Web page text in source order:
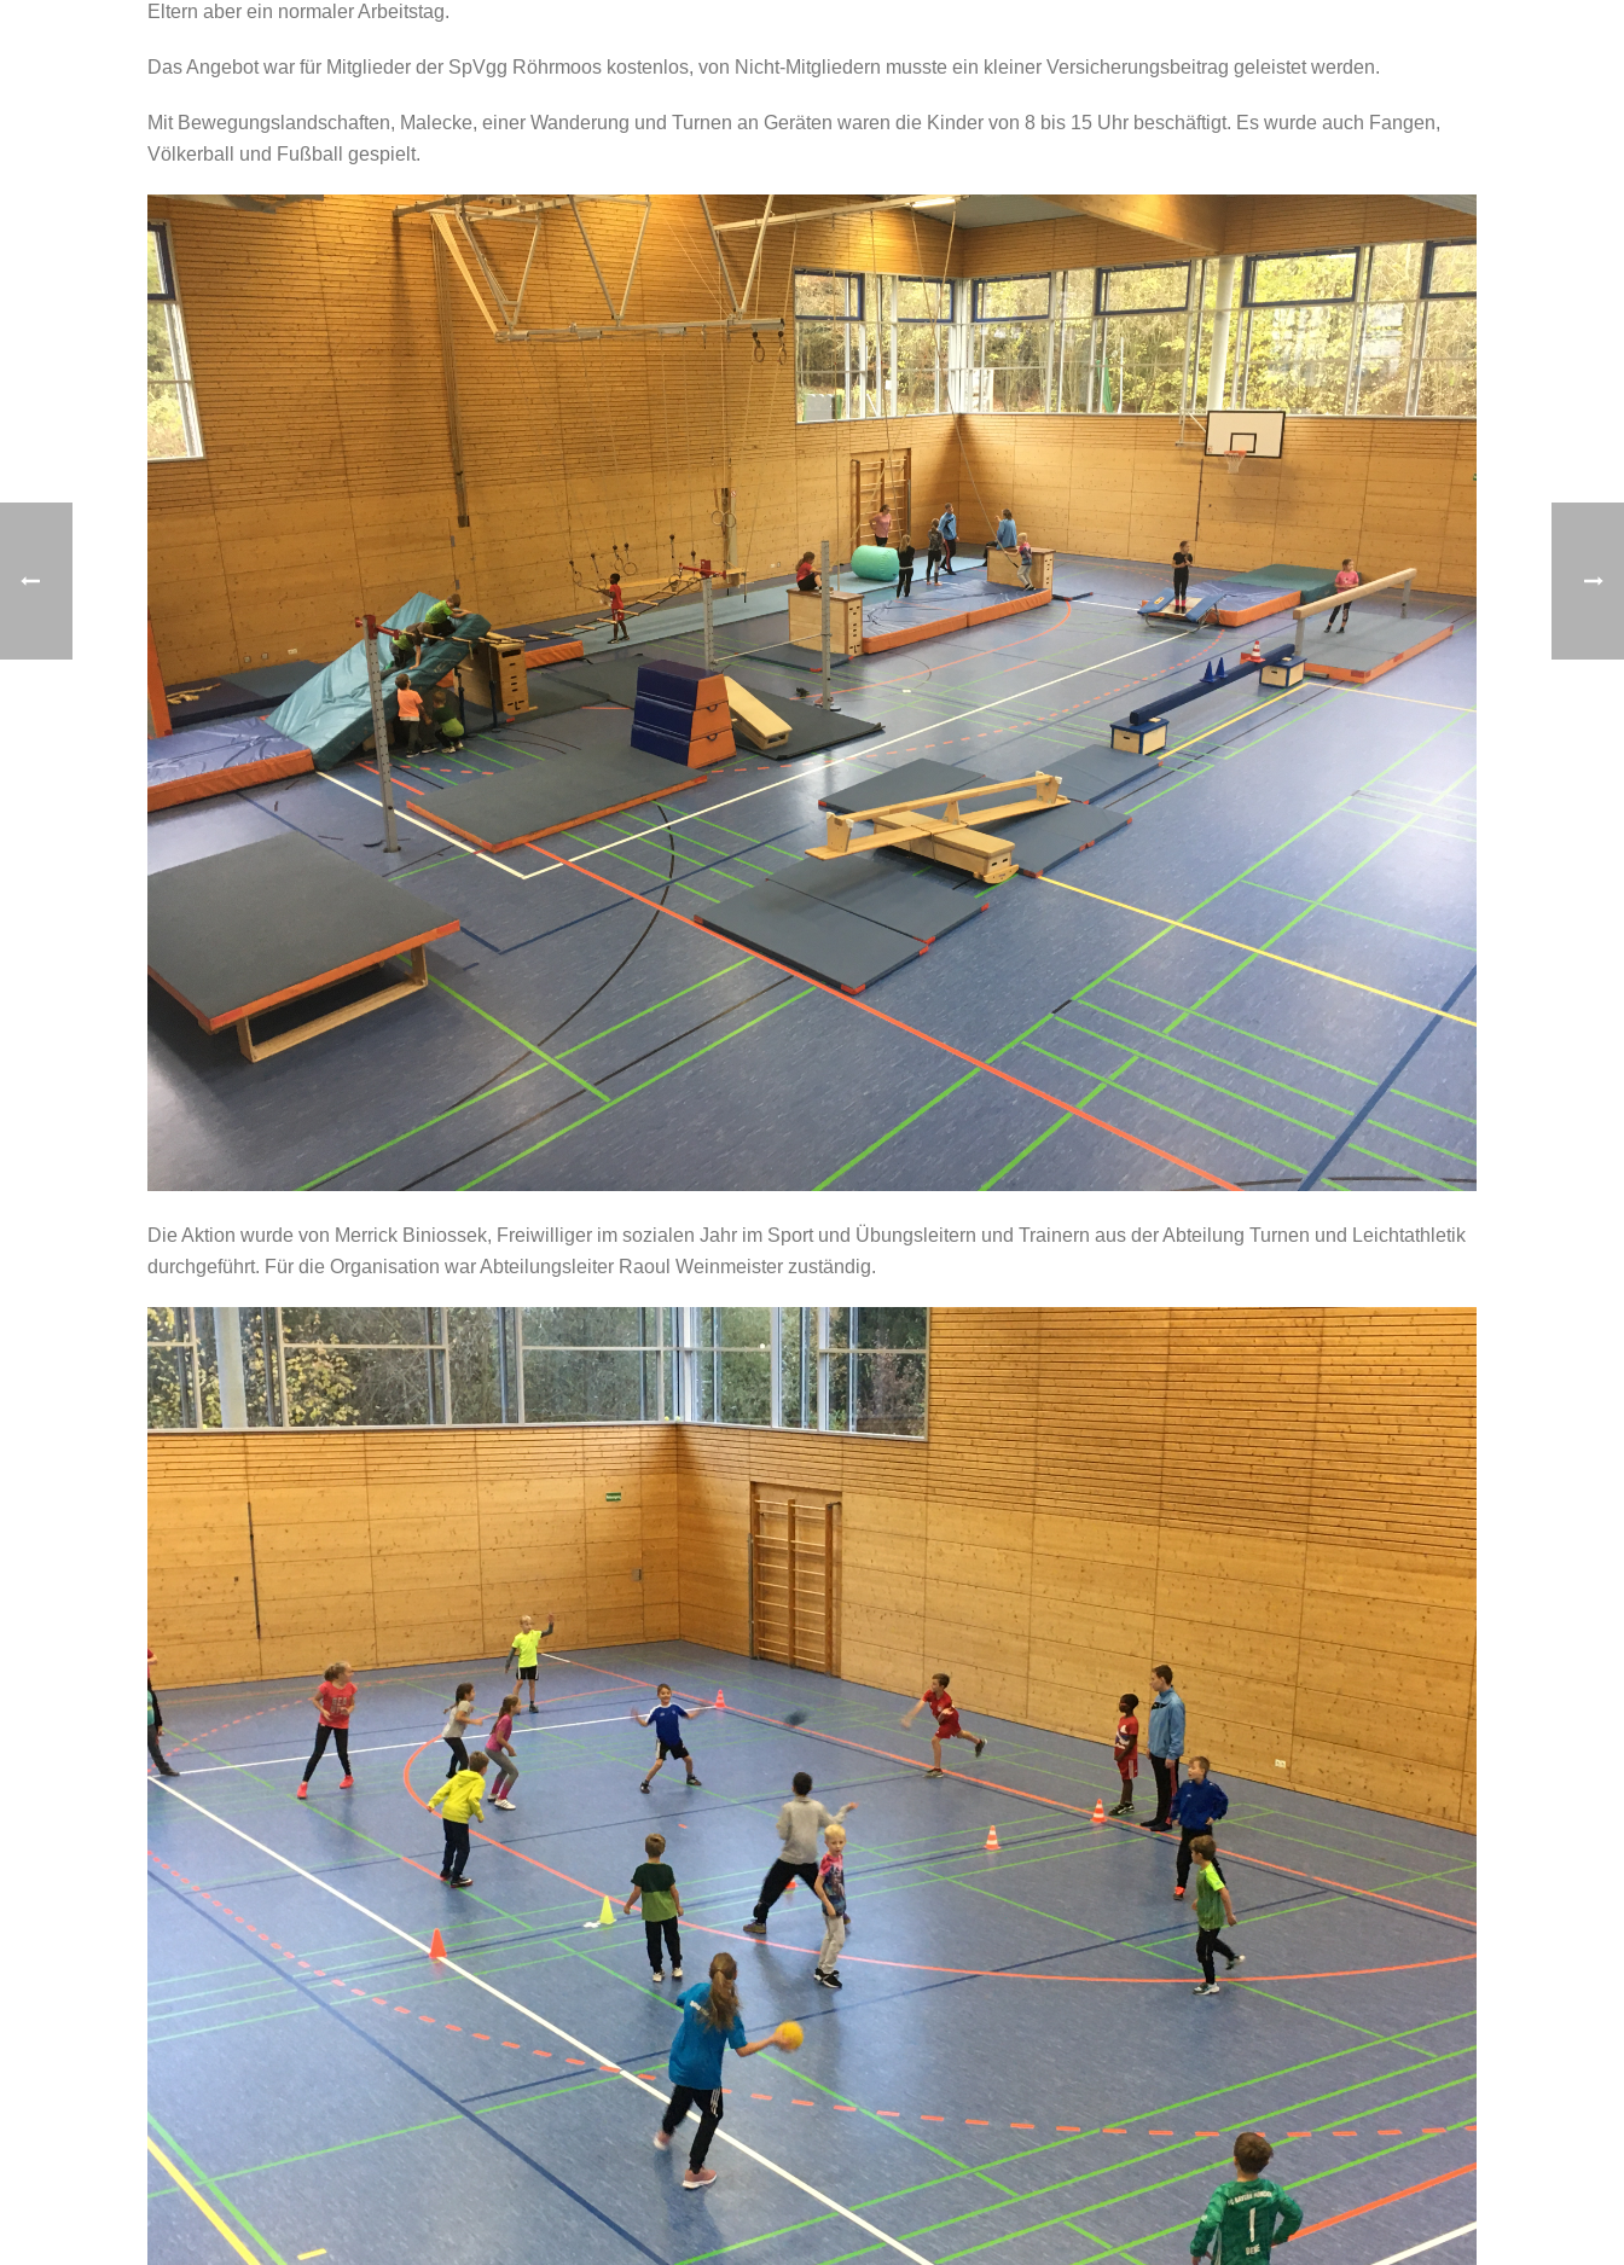
Eltern aber ein normaler Arbeitstag.
Das Angebot war für Mitglieder der SpVgg Röhrmoos kostenlos, von Nicht-Mitgliedern musste ein kleiner Versicherungsbeitrag geleistet werden.
Mit Bewegungslandschaften, Malecke, einer Wanderung und Turnen an Geräten waren die Kinder von 8 bis 15 Uhr beschäftigt. Es wurde auch Fangen,
Völkerball und Fußball gespielt.
Die Aktion wurde von Merrick Biniossek, Freiwilliger im sozialen Jahr im Sport und Übungsleitern und Trainern aus der Abteilung Turnen und Leichtathletik
durchgeführt. Für die Organisation war Abteilungsleiter Raoul Weinmeister zuständig.